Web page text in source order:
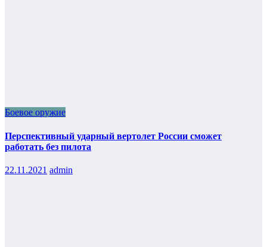
Боевое оружие
Перспективный ударный вертолет России сможет
работать без пилота
22.11.2021 admin